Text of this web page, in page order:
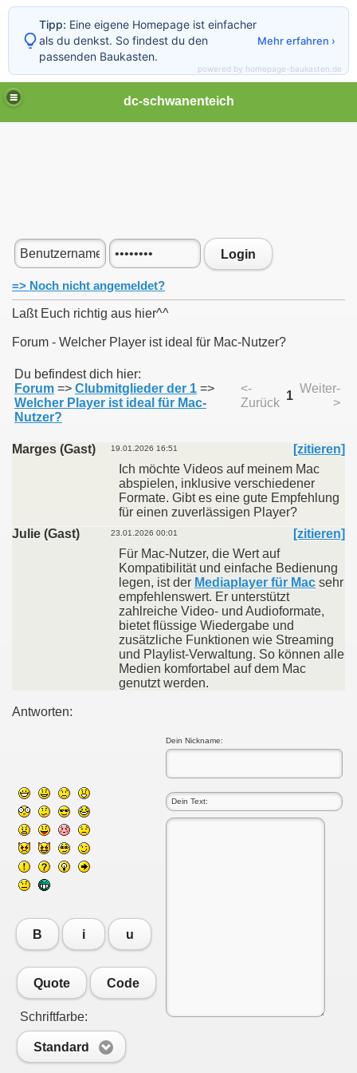
dc-schwanenteich
Login
=> Noch nicht angemeldet?
Laßt Euch richtig aus hier^^
Forum - Welcher Player ist ideal für Mac-Nutzer?
Du befindest dich hier:
Forum => Clubmitglieder der 1 =>
Welcher Player ist ideal für Mac-
Nutzer?
<-
Zurück
1
Weiter-
>
Marges (Gast) 19.01.2026 16:51
[zitieren]
Ich möchte Videos auf meinem Mac
abspielen, inklusive verschiedener
Formate. Gibt es eine gute Empfehlung
für einen zuverlässigen Player?
Julie (Gast)
23.01.2026 00:01
[zitieren]
Für Mac-Nutzer, die Wert auf
Kompatibilität und einfache Bedienung
legen, ist der Mediaplayer für Mac sehr
empfehlenswert. Er unterstützt
zahlreiche Video- und Audioformate,
bietet flüssige Wiedergabe und
zusätzliche Funktionen wie Streaming
und Playlist-Verwaltung. So können alle
Medien komfortabel auf dem Mac
genutzt werden.
Antworten:
Dein Nickname:
B i u
Quote Code
Schriftfarbe:
Standard
Tipp: Eine eigene Homepage ist einfacher
als du denkst. So findest du den
passenden Baukasten.
Mehr erfahren ›
powered by homepage-baukasten.de